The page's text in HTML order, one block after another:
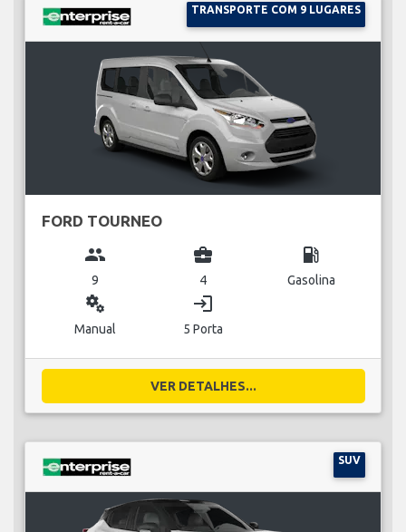
TRANSPORTE COM 9 LUGARES
FORD TOURNEO
group
9
business_center
4
local_gas_station
Gasolina
miscellaneous_services
Manual
login
5 Porta
VER DETALHES...
SUV